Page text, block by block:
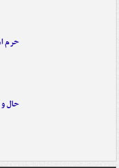
حرم
حال و